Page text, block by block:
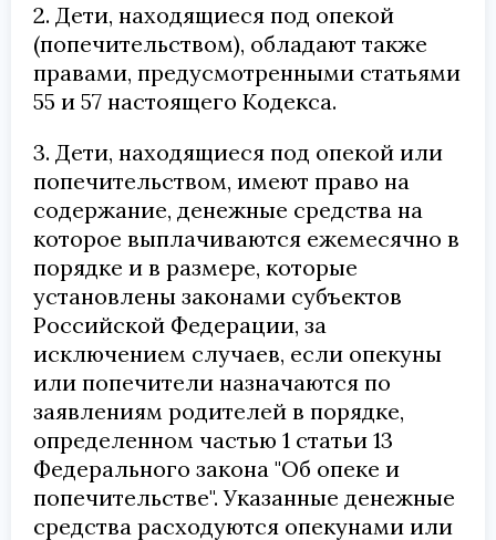
2. Дети, находящиеся под опекой
(попечительством), обладают также
правами, предусмотренными статьями
55 и 57 настоящего Кодекса.
3. Дети, находящиеся под опекой или
попечительством, имеют право на
содержание, денежные средства на
которое выплачиваются ежемесячно в
порядке и в размере, которые
установлены законами субъектов
Российской Федерации, за
исключением случаев, если опекуны
или попечители назначаются по
заявлениям родителей в порядке,
определенном частью 1 статьи 13
Федерального закона "Об опеке и
попечительстве". Указанные денежные
средства расходуются опекунами или